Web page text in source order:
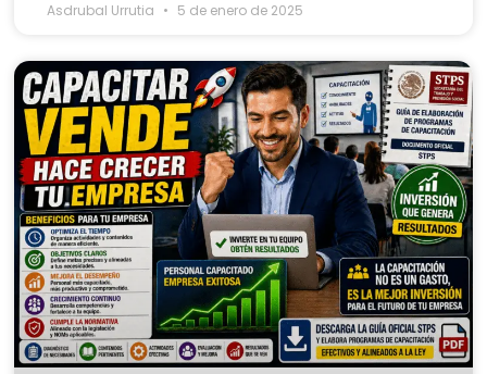
Asdrubal Urrutia 5 de enero de 2025